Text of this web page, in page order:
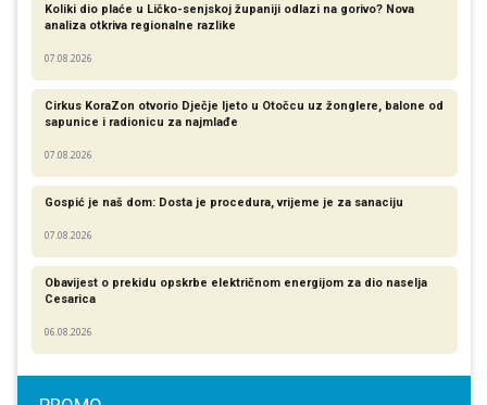
Koliki dio plaće u Ličko-senjskoj županiji odlazi na gorivo? Nova
analiza otkriva regionalne razlike​
07.08.2026
Cirkus KoraZon otvorio Dječje ljeto u Otočcu uz žonglere, balone od
sapunice i radionicu za najmlađe
07.08.2026
Gospić je naš dom: Dosta je procedura, vrijeme je za sanaciju
07.08.2026
Obavijest o prekidu opskrbe električnom energijom za dio naselja
Cesarica
06.08.2026